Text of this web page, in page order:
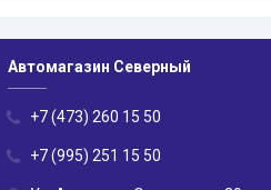
Автомагазин Северный
+7 (473) 260 15 50
+7 (995) 251 15 50